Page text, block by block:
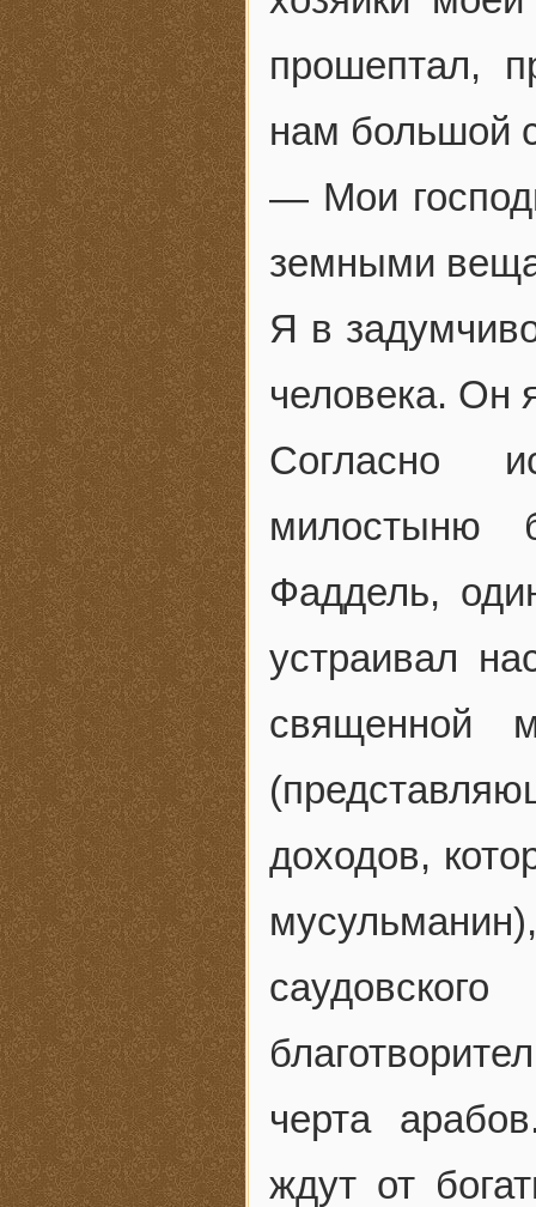
прошептал,
нам большой
— Мои
земными
Я в
человека. Он
Согласно
милостыню
Фаддель,
устраивал
священной
доходов,
черта
ждут от